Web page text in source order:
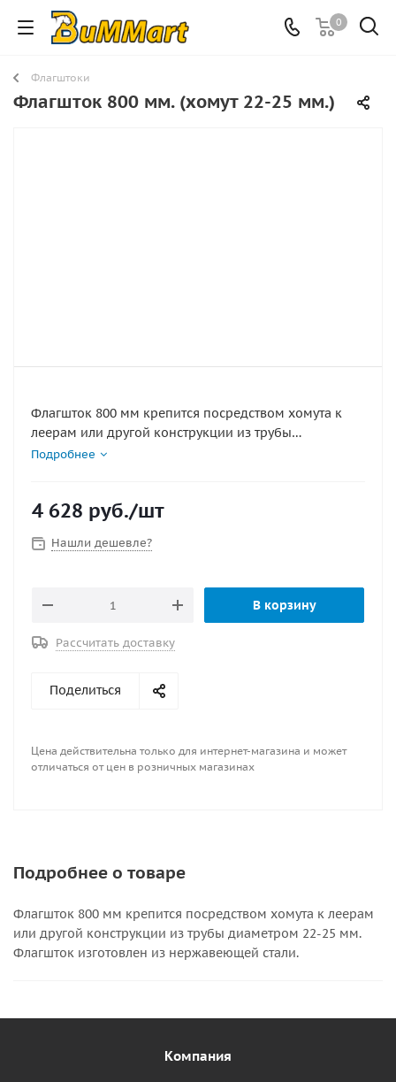
0
Флагштоки
Флагшток 800 мм. (хомут 22-25 мм.)
Флагшток 800 мм крепится посредством хомута к
леерам или другой конструкции из трубы
диаметром 22-25 мм. Флагшток изготовлен из
Подробнее
4 628 руб./шт
Нашли дешевле?
В корзину
Рассчитать доставку
Поделиться
Цена действительна только для интернет-магазина и может
отличаться от цен в розничных магазинах
Подробнее о товаре
Флагшток 800 мм крепится посредством хомута к леерам
или другой конструкции из трубы диаметром 22-25 мм.
Флагшток изготовлен из нержавеющей стали.
Компания